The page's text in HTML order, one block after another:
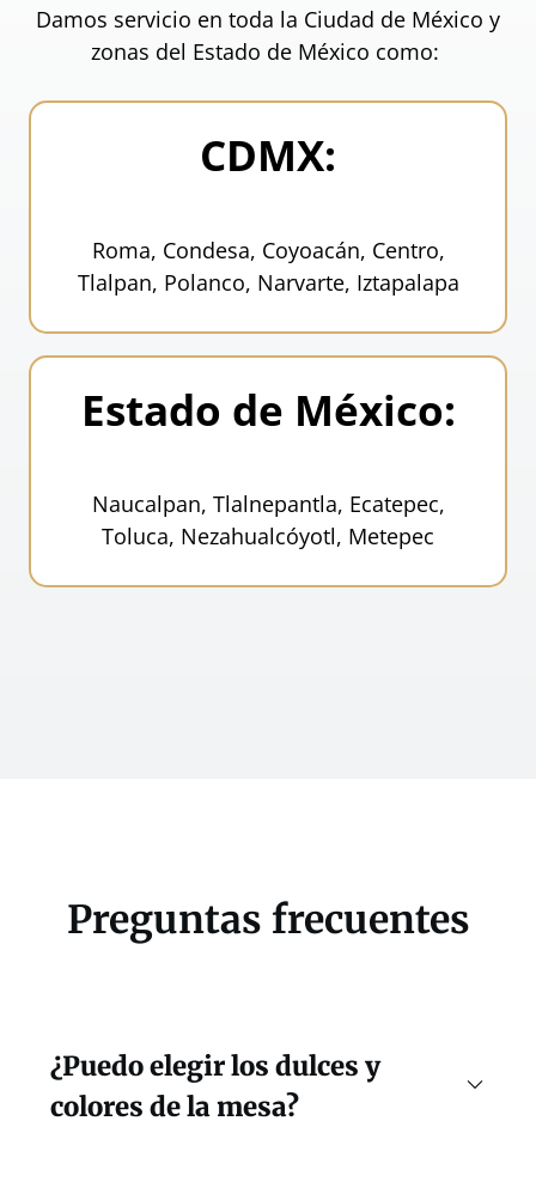
Damos servicio en toda la Ciudad de México y
zonas del Estado de México como:
CDMX:
Roma, Condesa, Coyoacán, Centro,
Tlalpan, Polanco, Narvarte, Iztapalapa
Estado de México:
Naucalpan, Tlalnepantla, Ecatepec,
Toluca, Nezahualcóyotl, Metepec
Preguntas frecuentes
¿Puedo elegir los dulces y
colores de la mesa?